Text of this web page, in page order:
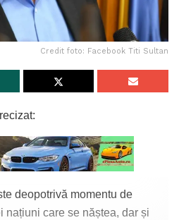
Credit foto: Facebook Titi Sultan
deopotrivă momentu de
care se năștea, dar și